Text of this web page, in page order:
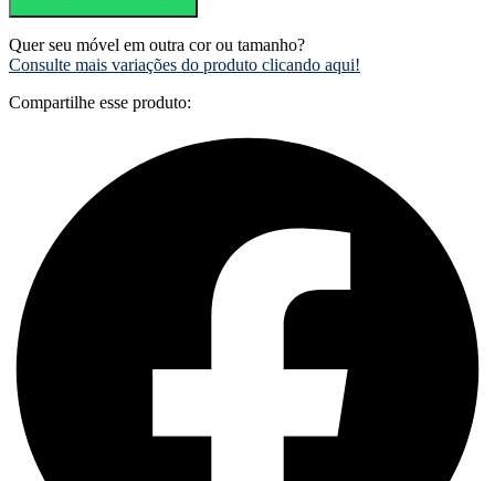
Quer seu móvel em outra cor ou tamanho?
Consulte mais variações do produto clicando aqui!
Compartilhe esse produto: